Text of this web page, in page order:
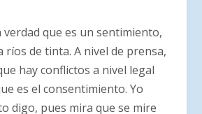
verdad que es un sentimiento,
ríos de tinta. A nivel de prensa,
hay conflictos a nivel legal
es el consentimiento. Yo
digo, pues mira que se mire